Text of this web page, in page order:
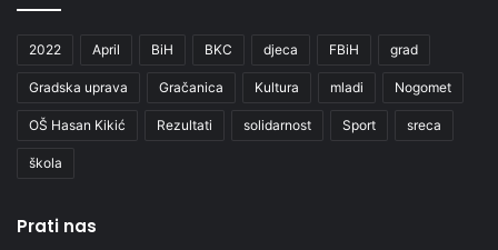
2022 April BiH BKC djeca FBiH grad
Gradska uprava Gračanica Kultura mladi Nogomet
OŠ Hasan Kikić Rezultati solidarnost Sport sreca
škola
Prati nas